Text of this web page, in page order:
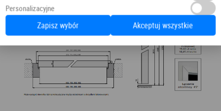
Personalizacyjne
Zapisz wybór Akceptuj wszystkie